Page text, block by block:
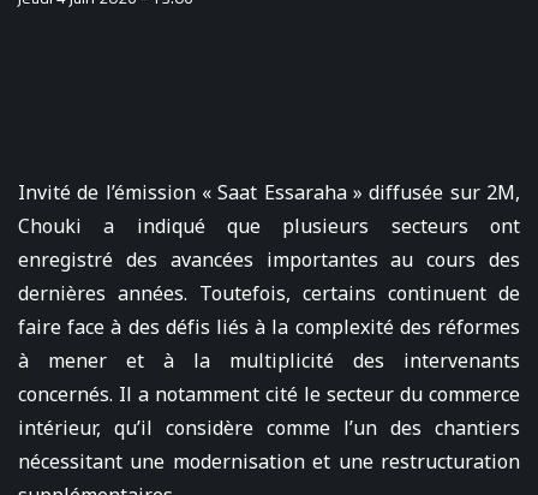
Invité de l’émission « Saat Essaraha » diffusée sur 2M,
Chouki a indiqué que plusieurs secteurs ont
enregistré des avancées importantes au cours des
dernières années. Toutefois, certains continuent de
faire face à des défis liés à la complexité des réformes
à mener et à la multiplicité des intervenants
concernés. Il a notamment cité le secteur du commerce
intérieur, qu’il considère comme l’un des chantiers
nécessitant une modernisation et une restructuration